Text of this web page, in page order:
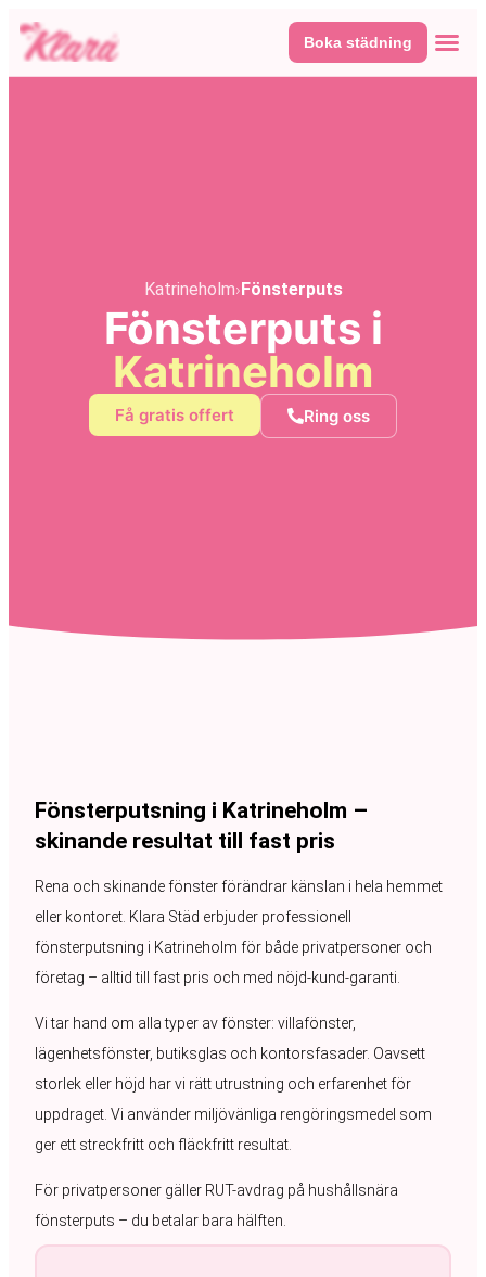
Boka städning
Katrineholm›Fönsterputs
Fönsterputs i
Katrineholm
Få gratis offert Ring oss
Fönsterputsning i Katrineholm –
skinande resultat till fast pris
Rena och skinande fönster förändrar känslan i hela hemmet
eller kontoret. Klara Städ erbjuder professionell
fönsterputsning i Katrineholm för både privatpersoner och
företag – alltid till fast pris och med nöjd-kund-garanti.
Vi tar hand om alla typer av fönster: villafönster,
lägenhetsfönster, butiksglas och kontorsfasader. Oavsett
storlek eller höjd har vi rätt utrustning och erfarenhet för
uppdraget. Vi använder miljövänliga rengöringsmedel som
ger ett streckfritt och fläckfritt resultat.
För privatpersoner gäller RUT-avdrag på hushållsnära
fönsterputs – du betalar bara hälften.